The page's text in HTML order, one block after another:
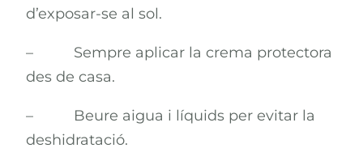
d’exposar-se al sol.
– Sempre aplicar la crema protectora
des de casa.
– Beure aigua i líquids per evitar la
deshidratació.